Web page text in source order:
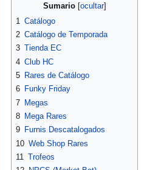
Sumario
1 Catálogo
2 Catálogo de Temporada
3 Tienda EC
4 Club HC
5 Rares de Catálogo
6 Funky Friday
7 Megas
8 Mega Rares
9 Furnis Descatalogados
10 Web Shop Rares
11
Trofeos